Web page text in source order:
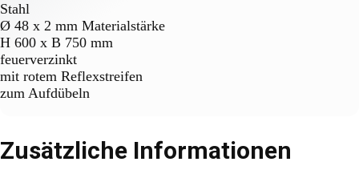
Stahl
Ø 48 x 2 mm Materialstärke
H 600 x B 750 mm
feuerverzinkt
mit rotem Reflexstreifen
zum Aufdübeln
Zusätzliche Informationen